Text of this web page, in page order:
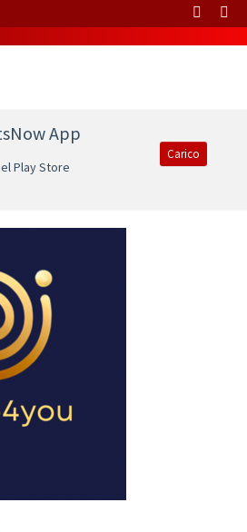
App
Play Store
Carico